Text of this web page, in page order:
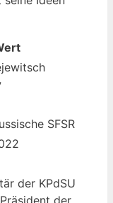
SFSR
der KPdSU